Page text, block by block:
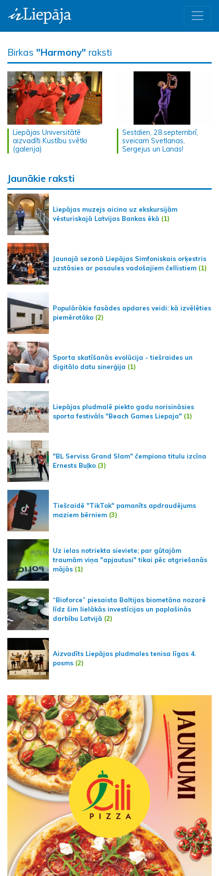
Birkas "Harmony" raksti
Liepājas Universitātē
aizvadīti Kustību svētki
(galerija)
Sestdien, 28.septembrī,
sveicam Svetlanas,
Sergejus un Lanas!
Jaunākie raksti
Liepājas muzejs aicina uz ekskursijām
vēsturiskajā Latvijas Bankas ēkā (1)
Jaunajā sezonā Liepājas Simfoniskais orķestris
uzstāsies ar pasaules vadošajiem čellistiem (1)
Populārākie fasādes apdares veidi: kā izvēlēties
piemērotāko (2)
Sporta skatīšanās evolūcija - tiešraides un
digitālo datu sinerģija (1)
Liepājas pludmalē piekto gadu norisināsies
sporta festivāls "Beach Games Liepaja" (1)
"BL Serviss Grand Slam" čempiona titulu izcīna
Ernests Buļko (3)
Tiešraidē "TikTok" pamanīts apdraudējums
maziem bērniem (3)
Uz ielas notriekta sieviete; par gūtajām
traumām viņa "apjautusi" tikai pēc atgriešanās
mājās (1)
“Bioforce” piesaista Baltijas biometāna nozarē
līdz šim lielākās investīcijas un paplašinās
darbību Latvijā (2)
Aizvadīts Liepājas pludmales tenisa līgas 4.
posms (2)